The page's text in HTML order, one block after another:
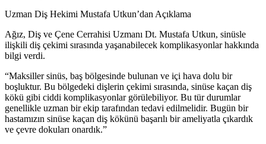
Uzman Diş Hekimi Mustafa Utkun’dan Açıklama
Ağız, Diş ve Çene Cerrahisi Uzmanı Dt. Mustafa Utkun, sinüsle
ilişkili diş çekimi sırasında yaşanabilecek komplikasyonlar hakkında
bilgi verdi.
“Maksiller sinüs, baş bölgesinde bulunan ve içi hava dolu bir
boşluktur. Bu bölgedeki dişlerin çekimi sırasında, sinüse kaçan diş
kökü gibi ciddi komplikasyonlar görülebiliyor. Bu tür durumlar
genellikle uzman bir ekip tarafından tedavi edilmelidir. Bugün bir
hastamızın sinüse kaçan diş kökünü başarılı bir ameliyatla çıkardık
ve çevre dokuları onardık.”